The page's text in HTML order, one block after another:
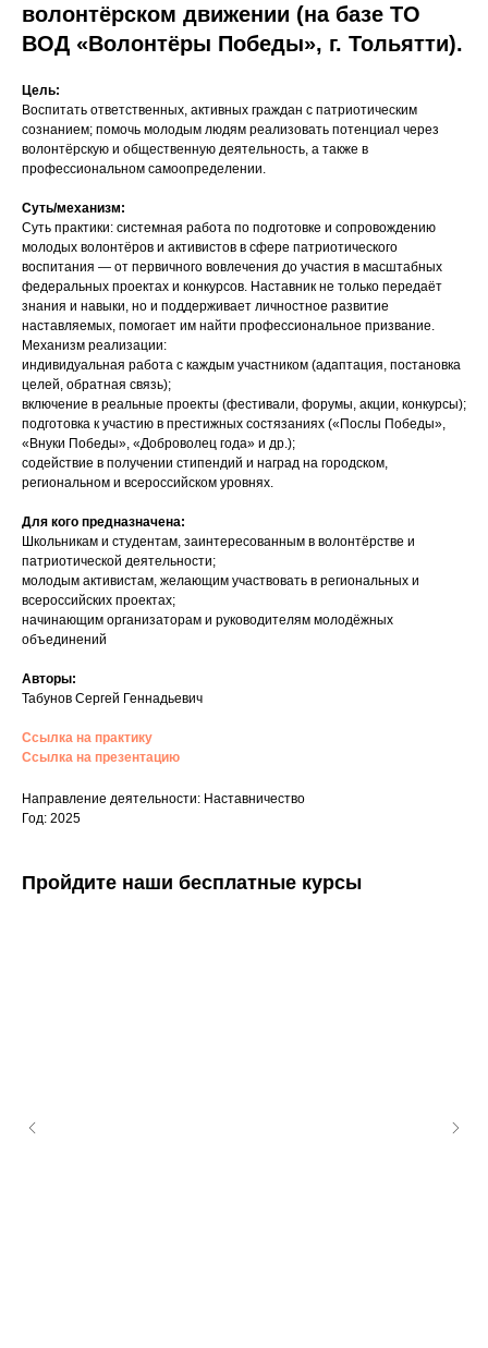
волонтёрском движении (на базе ТО
ВОД «Волонтёры Победы», г. Тольятти).
Цель:
Воспитать ответственных, активных граждан с патриотическим
сознанием; помочь молодым людям реализовать потенциал через
волонтёрскую и общественную деятельность, а также в
профессиональном самоопределении.
Суть/механизм:
Суть практики: системная работа по подготовке и сопровождению
молодых волонтёров и активистов в сфере патриотического
воспитания — от первичного вовлечения до участия в масштабных
федеральных проектах и конкурсов. Наставник не только передаёт
знания и навыки, но и поддерживает личностное развитие
наставляемых, помогает им найти профессиональное призвание.
Механизм реализации:
индивидуальная работа с каждым участником (адаптация, постановка
целей, обратная связь);
включение в реальные проекты (фестивали, форумы, акции, конкурсы);
подготовка к участию в престижных состязаниях («Послы Победы»,
«Внуки Победы», «Доброволец года» и др.);
содействие в получении стипендий и наград на городском,
региональном и всероссийском уровнях.
Для кого предназначена:
Школьникам и студентам, заинтересованным в волонтёрстве и
патриотической деятельности;
молодым активистам, желающим участвовать в региональных и
всероссийских проектах;
начинающим организаторам и руководителям молодёжных
объединений
Авторы:
Табунов Сергей Геннадьевич
Ссылка на практику
Ссылка на презентацию
Направление деятельности: Наставничество
Год: 2025
Пройдите наши бесплатные курсы